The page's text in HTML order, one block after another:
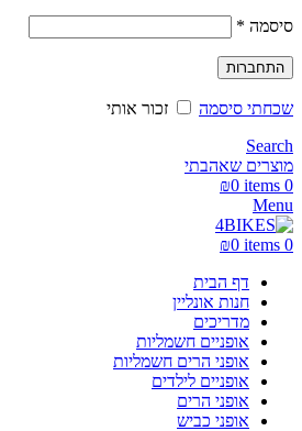
סיסמה *
התחברות
שכחתי סיסמה
זכור אותי
Search
מוצרים שאהבתי
0
items
₪0
Menu
0
items
₪0
דף הבית
חנות אונליין
מדריכים
אופניים חשמליות
אופני הרים חשמליות
אופניים לילדים
אופני הרים
אופני כביש